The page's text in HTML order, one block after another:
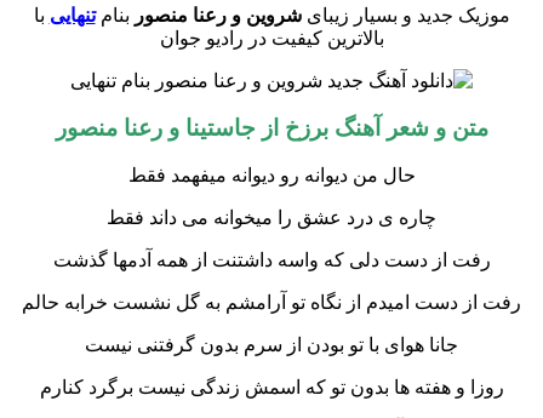
موزیک جدید و بسیار زیبایشروین و رعنا منصور بنامتنهایی با
بالاترین کیفیت در رادیو جوان
متن و شعر آهنگ برزخ از جاستینا و رعنا منصور
حال من دیوانه رو دیوانه میفهمد فقط
چاره ی درد عشق را میخوانه می داند فقط
رفت از دست دلی که واسه داشتنت از همه آدمها گذشت
رفت از دست امیدم از نگاه تو آرامشم به گل نشست خرابه حالم
جانا هوای با تو بودن از سرم بدون گرفتنی نیست
روزا و هفته ها بدون تو که اسمش زندگی نیست برگرد کنارم